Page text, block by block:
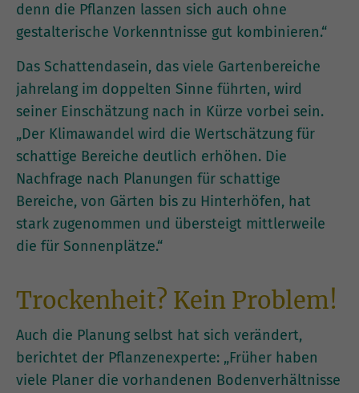
denn die Pflanzen lassen sich auch ohne
gestalterische Vorkenntnisse gut kombinieren.“
Das Schattendasein, das viele Gartenbereiche
jahrelang im doppelten Sinne führten, wird
seiner Einschätzung nach in Kürze vorbei sein.
„Der Klimawandel wird die Wertschätzung für
schattige Bereiche deutlich erhöhen. Die
Nachfrage nach Planungen für schattige
Bereiche, von Gärten bis zu Hinterhöfen, hat
stark zugenommen und übersteigt mittlerweile
die für Sonnenplätze.“
Trockenheit? Kein Problem!
Auch die Planung selbst hat sich verändert,
berichtet der Pflanzenexperte: „Früher haben
viele Planer die vorhandenen Bodenverhältnisse